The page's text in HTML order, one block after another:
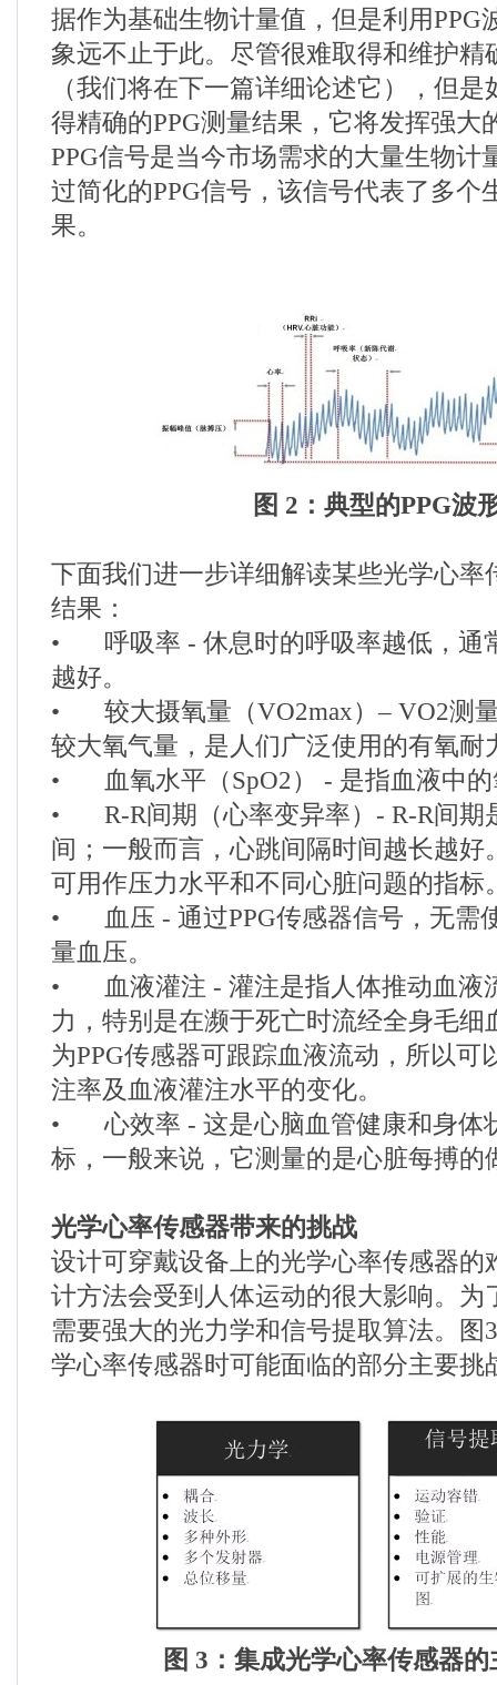
据作为基础生物计量值，但是利用PPG
象远不止于此。尽管很难取得和维护精
（我们将在下一篇详细论述它），但
得精确的PPG测量结果，它将发挥强大
PPG信号是当今市场需求的大量生物计
过简化的PPG信号，该信号代表了多个
果。
图 2：典型的PPG波
下面我们进一步详细解读某些光学心率
结果：
•
呼吸率 - 休息时的呼吸率越低，通
越好。
•
较大摄氧量（VO2max）– VO2测
较大氧气量，是人们广泛使用的有氧耐
•
血氧水平（SpO2） - 是指血液中
•
R-R间期（心率变异率）- R-R间期
间；一般而言，心跳间隔时间越长越好
可用作压力水平和不同心脏问题的指标
•
血压 - 通过PPG传感器信号，无需
量血压。
•
血液灌注 - 灌注是指人体推动血液
力，特别是在濒于死亡时流经全身毛细
为PPG传感器可跟踪血液流动，所以可
注率及血液灌注水平的变化。
•
心效率 - 这是心脑血管健康和身体
标，一般来说，它测量的是心脏每搏的
光学心率传感器带来的挑战
设计可穿戴设备上的光学心率传感器的
计方法会受到人体运动的很大影响。为
需要强大的光力学和信号提取算法。图
学心率传感器时可能面临的部分主要挑
图 3：集成光学心率传感器